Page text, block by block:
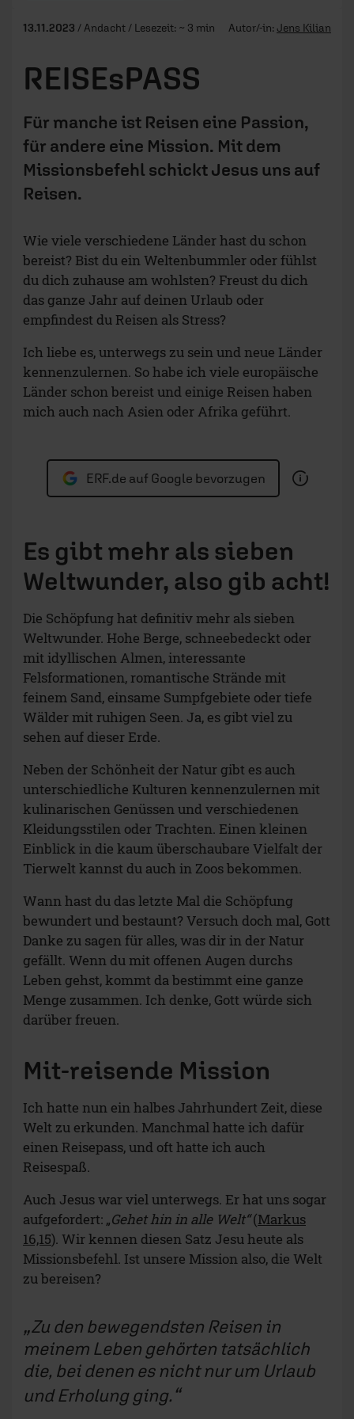
13.11.2023 / Andacht / Lesezeit: ~ 3 min Autor/-in: Jens Kilian
REISEsPASS
Für manche ist Reisen eine Passion,
für andere eine Mission. Mit dem
Missionsbefehl schickt Jesus uns auf
Reisen.
Wie viele verschiedene Länder hast du schon
bereist? Bist du ein Weltenbummler oder fühlst
du dich zuhause am wohlsten? Freust du dich
das ganze Jahr auf deinen Urlaub oder
empfindest du Reisen als Stress?
Ich liebe es, unterwegs zu sein und neue Länder
kennenzulernen. So habe ich viele europäische
Länder schon bereist und einige Reisen haben
mich auch nach Asien oder Afrika geführt.
ERF.de auf Google bevorzugen
Es gibt mehr als sieben
Weltwunder, also gib acht!
Die Schöpfung hat definitiv mehr als sieben
Weltwunder. Hohe Berge, schneebedeckt oder
mit idyllischen Almen, interessante
Felsformationen, romantische Strände mit
feinem Sand, einsame Sumpfgebiete oder tiefe
Wälder mit ruhigen Seen. Ja, es gibt viel zu
sehen auf dieser Erde.
Neben der Schönheit der Natur gibt es auch
unterschiedliche Kulturen kennenzulernen mit
kulinarischen Genüssen und verschiedenen
Kleidungsstilen oder Trachten. Einen kleinen
Einblick in die kaum überschaubare Vielfalt der
Tierwelt kannst du auch in Zoos bekommen.
Wann hast du das letzte Mal die Schöpfung
bewundert und bestaunt? Versuch doch mal, Gott
Danke zu sagen für alles, was dir in der Natur
gefällt. Wenn du mit offenen Augen durchs
Leben gehst, kommt da bestimmt eine ganze
Menge zusammen. Ich denke, Gott würde sich
darüber freuen.
Mit-reisende Mission
Ich hatte nun ein halbes Jahrhundert Zeit, diese
Welt zu erkunden. Manchmal hatte ich dafür
einen Reisepass, und oft hatte ich auch
Reisespaß.
Auch Jesus war viel unterwegs. Er hat uns sogar
aufgefordert: „Gehet hin in alle Welt“(Markus
16,15). Wir kennen diesen Satz Jesu heute als
Missionsbefehl. Ist unsere Mission also, die Welt
zu bereisen?
Zu den bewegendsten Reisen in
meinem Leben gehörten tatsächlich
die, bei denen es nicht nur um Urlaub
und Erholung ging.